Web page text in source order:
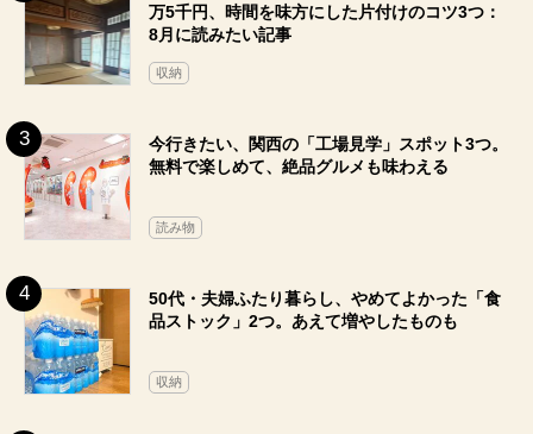
万5千円、時間を味方にした片付けのコツ3つ：
8月に読みたい記事
収納
今行きたい、関西の「工場見学」スポット3つ。
無料で楽しめて、絶品グルメも味わえる
読み物
50代・夫婦ふたり暮らし、やめてよかった「食
品ストック」2つ。あえて増やしたものも
収納